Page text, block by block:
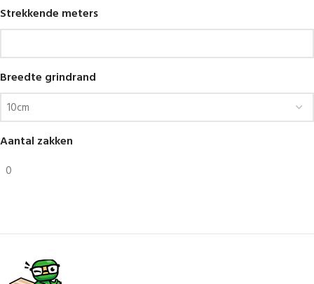
Strekkende meters
Breedte grindrand
Aantal zakken